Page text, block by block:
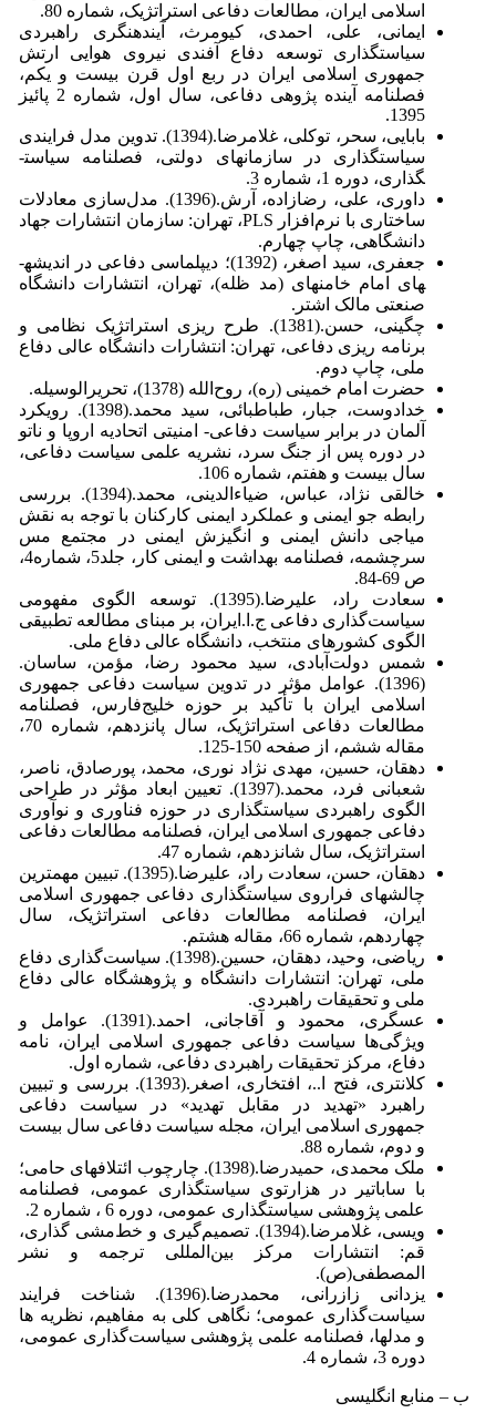
اسلامی ایران، مطالعات دفاعی استراتژیک، شماره 80.
ایمانی، علی، احمدی، کیومرث، آینده­نگری راهبردی
سیاست­گذاری توسعه دفاع آفندی نیروی هوایی ارتش
جمهوری اسلامی ایران در ربع اول قرن بیست و یکم،
فصلنامه آینده پژوهی دفاعی، سال اول، شماره 2 پائیز
1395.
بابایی، سحر، توکلی، غلام­رضا.(1394). تدوین مدل فرایندی
سیاست­گذاری در سازمان­های دولتی، فصلنامه سیاست­
گذاری، دوره 1، شماره 3.
داوری، علی، رضازاده، آرش.(1396). مدل‌سازی معادلات
ساختاری با نرم‌افزار PLS، تهران: سازمان انتشارات جهاد
دانشگاهی، چاپ چهارم.
جعفری، سید اصغر، (1392)؛ دیپلماسی دفاعی در اندیشه­
های امام خامنه­ای (مد ظله)، تهران، انتشارات دانشگاه
صنعتی مالک اشتر.
چگینی، حسن.(1381). طرح ریزی استراتژیک نظامی و
برنامه ریزی دفاعی، تهران: انتشارات دانشگاه عالی دفاع
ملی، چاپ دوم.
حضرت امام خمینی (ره)، روح‌الله (1378)، تحریرالوسیله.
خدادوست، جبار، طباطبائی، سید محمد.(1398). رویکرد
آلمان در برابر سیاست دفاعی- امنیتی اتحادیه اروپا و ناتو
در دوره پس از جنگ سرد، نشریه علمی سیاست دفاعی،
سال بیست و هفتم، شماره 106.
خالقی نژاد، عباس، ضیاءالدینی، محمد.(1394). بررسی
رابطه جو ایمنی و عملکرد ایمنی کارکنان با توجه به نقش
میاجی دانش ایمنی و انگیزش ایمنی در مجتمع مس
سرچشمه، فصلنامه بهداشت و ایمنی کار، جلد5، شماره4،
ص 69-84.
سعادت راد، علیرضا.(1395). توسعه الگوی مفهومی
سیاست‌گذاری دفاعی ج.ا.ایران، بر مبنای مطالعه تطبیقی
الگوی کشورهای منتخب، دانشگاه عالی دفاع ملی.
شمس دولت‌آبادی، سید محمود رضا، مؤمن، ساسان.
(1396). عوامل مؤثر در تدوین سیاست دفاعی جمهوری
اسلامی ایران با تأکید بر حوزه خلیج‌فارس، فصلنامه
مطالعات دفاعی استراتژیک، سال پانزدهم، شماره 70،
مقاله ششم، از صفحه 150-125.
دهقان، حسین، مهدی نژاد نوری، محمد، پورصادق، ناصر،
شعبانی فرد، محمد.(1397). تعیین ابعاد مؤثر در طراحی
الگوی راهبردی سیاستگذاری در حوزه فناوری و نوآوری
دفاعی جمهوری اسلامی ایران، فصلنامه مطالعات دفاعی
استراتژیک، سال شانزدهم، شماره 47.
دهقان، حسن، سعادت راد، علیرضا.(1395). تبیین مهمترین
چالش­های فراروی سیاست­گذاری دفاعی جمهوری اسلامی
ایران، فصلنامه مطالعات دفاعی استراتژیک، سال
چهاردهم، شماره 66، مقاله هشتم.
ریاضی، وحید، دهقان، حسین.(1398). سیاست‌گذاری دفاع
ملی، تهران: انتشارات دانشگاه و پژوهشگاه عالی دفاع
ملی و تحقیقات راهبردی.
عسگری، محمود و آقاجانی، احمد.(1391). عوامل و
ویژگی‌ها سیاست دفاعی جمهوری اسلامی ایران، نامه
دفاع، مرکز تحقیقات راهبردی دفاعی، شماره اول.
کلانتری، فتح ا..، افتخاری، اصغر.(1393). بررسی و تبیین
راهبرد «تهدید در مقابل تهدید» در سیاست دفاعی
جمهوری اسلامی ایران، مجله سیاست دفاعی سال بیست
و دوم، شماره 88.
ملک محمدی، حمیدرضا.(1398). چارچوب ائتلافهای حامی؛
با ساباتیر در هزارتوی سیاستگذاری عمومی، فصلنامه
علمی پژوهشی سیاستگذاری عمومی، دوره 6 ، شماره 2.
ویسی، غلامرضا.(1394). تصمیم‌گیری و خط‌مشی گذاری،
قم: انتشارات مرکز بین‌المللی ترجمه و نشر
المصطفی(ص).
یزدانی زازرانی، محمدرضا.(1396). شناخت فرایند
سیاست‌گذاری عمومی؛ نگاهی کلی به مفاهیم، نظریه ها
و مدلها، فصلنامه علمی پژوهشی سیاست‌گذاری عمومی،
دوره 3، شماره 4.
ب – منابع انگلیسی